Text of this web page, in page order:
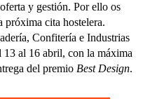
y gestión. Por ello os
próxima cita hostelera.
Confitería e Industrias
al 16 abril, con la máxima
del premio Best Design.